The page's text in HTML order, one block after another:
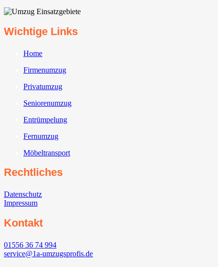
Wichtige Links
Home
Firmenumzug
Privatumzug
Seniorenumzug
Entrümpelung
Fernumzug
Möbeltransport
Rechtliches
Datenschutz
Impressum
Kontakt
01556 36 74 994
service@1a-umzugsprofis.de